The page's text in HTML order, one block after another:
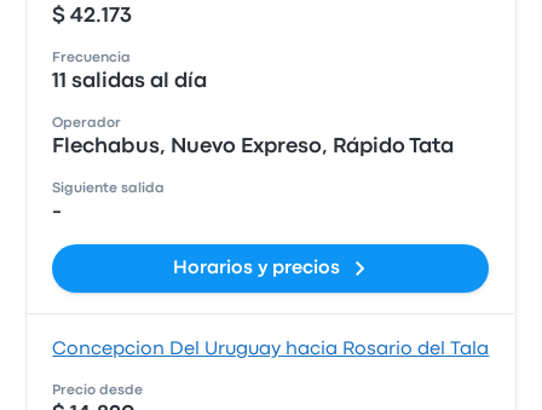
$ 42.173
Frecuencia
11 salidas al día
Operador
Flechabus, Nuevo Expreso, Rápido Tata
Siguiente salida
-
Horarios y precios
Concepcion Del Uruguay hacia Rosario del Tala
Precio desde